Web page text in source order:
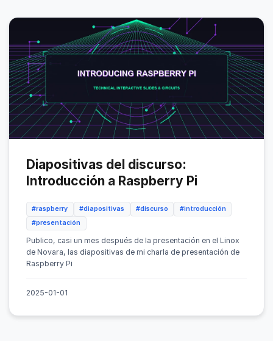
Diapositivas del discurso:
Introducción a Raspberry Pi
#raspberry #diapositivas #discurso
#introducción
#presentación
Publico, casi un mes después de la presentación en el Linox
de Novara, las diapositivas de mi charla de presentación de
Raspberry Pi
2025-01-01